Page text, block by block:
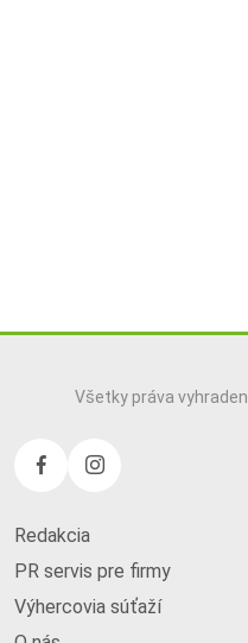
Všetky práva
Redakcia
PR servis pre firmy
Výhercovia súťaží